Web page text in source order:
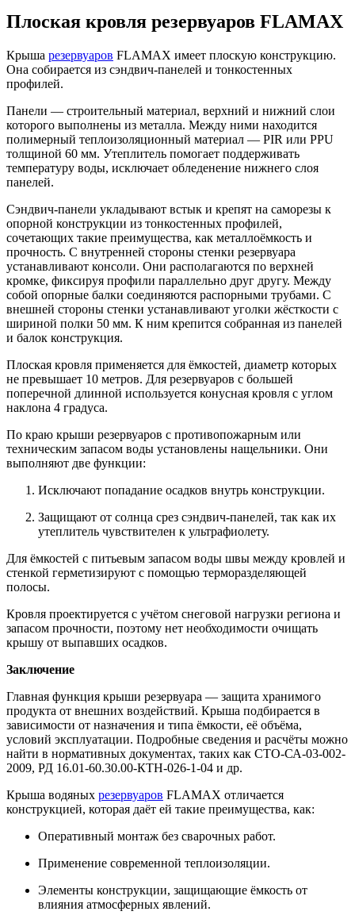
Плоская кровля резервуаров FLAMAX
Крыша резервуаров FLAMAX имеет плоскую конструкцию.
Она собирается из сэндвич-панелей и тонкостенных
профилей.
Панели — строительный материал, верхний и нижний слои
которого выполнены из металла. Между ними находится
полимерный теплоизоляционный материал — PIR или PPU
толщиной 60 мм. Утеплитель помогает поддерживать
температуру воды, исключает обледенение нижнего слоя
панелей.
Сэндвич-панели укладывают встык и крепят на саморезы к
опорной конструкции из тонкостенных профилей,
сочетающих такие преимущества, как металлоёмкость и
прочность. С внутренней стороны стенки резервуара
устанавливают консоли. Они располагаются по верхней
кромке, фиксируя профили параллельно друг другу. Между
собой опорные балки соединяются распорными трубами. С
внешней стороны стенки устанавливают уголки жёсткости с
шириной полки 50 мм. К ним крепится собранная из панелей
и балок конструкция.
Плоская кровля применяется для ёмкостей, диаметр которых
не превышает 10 метров. Для резервуаров с большей
поперечной длинной используется конусная кровля с углом
наклона 4 градуса.
По краю крыши резервуаров с противопожарным или
техническим запасом воды установлены нащельники. Они
выполняют две функции:
Исключают попадание осадков внутрь конструкции.
Защищают от солнца срез сэндвич-панелей, так как их
утеплитель чувствителен к ультрафиолету.
Для ёмкостей с питьевым запасом воды швы между кровлей и
стенкой герметизируют с помощью терморазделяющей
полосы.
Кровля проектируется с учётом снеговой нагрузки региона и
запасом прочности, поэтому нет необходимости очищать
крышу от выпавших осадков.
Заключение
Главная функция крыши резервуара — защита хранимого
продукта от внешних воздействий. Крыша подбирается в
зависимости от назначения и типа ёмкости, её объёма,
условий эксплуатации. Подробные сведения и расчёты можно
найти в нормативных документах, таких как СТО-СА-03-002-
2009, РД 16.01-60.30.00-КТН-026-1-04 и др.
Крыша водяных резервуаров FLAMAX отличается
конструкцией, которая даёт ей такие преимущества, как:
Оперативный монтаж без сварочных работ.
Применение современной теплоизоляции.
Элементы конструкции, защищающие ёмкость от
влияния атмосферных явлений.